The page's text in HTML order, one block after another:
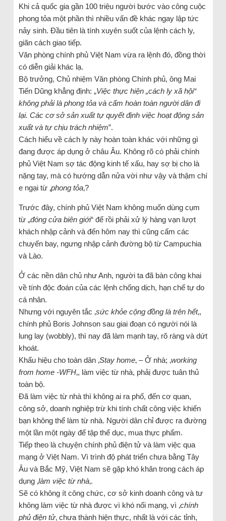
Khi cả quốc gia gần 100 triệu người bước vào công cuộc
phong tỏa một phần thì nhiều vấn đề khác ngay lập tức
nảy sinh. Đầu tiên là tính xuyên suốt của lệnh cách ly,
giãn cách giao tiếp.
Văn phòng chính phủ Việt Nam vừa ra lệnh đó, đồng thời
có diễn giải khác lạ.
Bộ trưởng, Chủ nhiệm Văn phòng Chính phủ, ông Mai
Tiến Dũng khẳng định: „Việc thực hiện „cách ly xã hội“
không phải là phong tỏa và cấm hoàn toàn người dân đi
lại. Các cơ sở sản xuất tự quyết định việc hoạt động sản
xuất và tự chịu trách nhiệm”.
Cách hiểu về cách ly này hoàn toàn khác với những gì
đang được áp dụng ở châu Âu. Không rõ có phải chính
phủ Việt Nam sợ tác động kinh tế xấu, hay sợ bị cho là
nặng tay, mà có hướng dẫn nửa vời như vậy và thậm chí
e ngại từ ‚phong tỏa‚?
Trước đây, chính phủ Việt Nam không muốn dùng cụm
từ „đóng cửa biên giới“ để rồi phải xử lý hàng vạn lượt
khách nhập cảnh và đến hôm nay thì cũng cấm các
chuyến bay, ngưng nhập cảnh đường bộ từ Campuchia
và Lào.
Ở các nền dân chủ như Anh, người ta đã bàn công khai
về tính độc đoán của các lệnh chống dịch, hạn chế tự do
cá nhân.
Nhưng với nguyên tắc ‚sức khỏe cộng đồng là trên hết‚,
chính phủ Boris Johnson sau giai đoạn có người nói là
lung lay (wobbly), thì nay đã làm mạnh tay, rõ ràng và dứt
khoát.
Khẩu hiệu cho toàn dân ‚Stay home‚ – Ở nhà; ‚working
from home -WFH‚, làm việc từ nhà, phải ̣được tuân thủ
toàn bộ.
Đã làm việc từ nhà thì không ai ra phố, đến cơ quan,
công sở, doanh nghiệp trừ khi tính chất công việc khiến
bạn không thể làm từ nhà. Người dân chỉ được ra đường
một lần một ngày để tập thể dục, mua thực phẩm.
Tiếp theo là chuyện chính phủ điện tử và làm việc qua
mạng ở Việt Nam. Vì trình độ phát triển chưa bằng Tây
Âu và Bắc Mỹ, Việt Nam sẽ gặp khó khăn trong cách áp
dụng ‚làm việc từ nhà‚.
Sẽ có không ít công chức, cơ sở kinh doanh công và tư
không làm việc từ nhà được vì khó nối mạng, vì ‚chính
phủ điện tử‚ chưa thành hiện thực, nhất là với các tỉnh,